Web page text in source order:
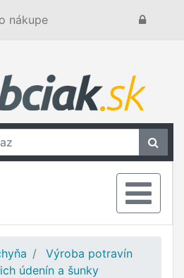
nákupe
Výroba potravín
údenín a šunky